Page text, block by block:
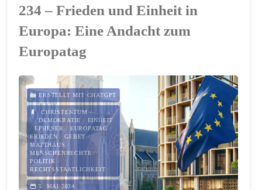
Wahrheit"
Verantwortung"
234 – Frieden und Einheit in
Europa: Eine Andacht zum
Europatag
ERSTELLT MIT CHATGPT
CHRISTENTUM /
DEMOKRATIE / EINHEIT
/ EPHESER / EUROPATAG/
FRIEDEN /GEBET/
MATTHÄUS /
MENSCHENRECHTE /
POLITIK /
RECHTSSTAATLICHKEIT
5. MAI 2024